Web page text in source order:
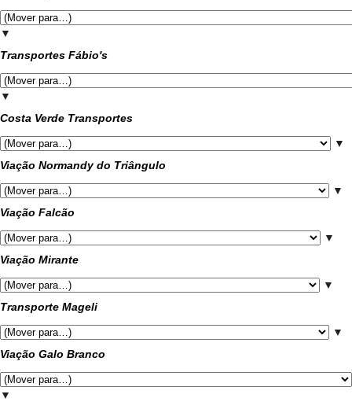
▼
Transportes Fábio's
▼
Costa Verde Transportes
▼
Viação Normandy do Triângulo
▼
Viação Falcão
▼
Viação Mirante
▼
Transporte Mageli
▼
Viação Galo Branco
▼